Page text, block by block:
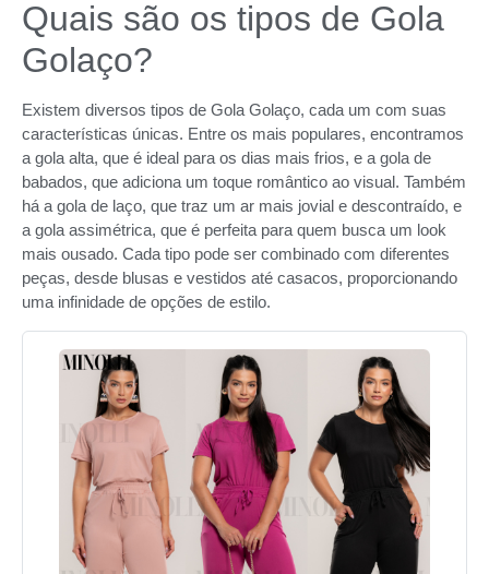
Quais são os tipos de Gola
Golaço?
Existem diversos tipos de Gola Golaço, cada um com suas
características únicas. Entre os mais populares, encontramos
a gola alta, que é ideal para os dias mais frios, e a gola de
babados, que adiciona um toque romântico ao visual. Também
há a gola de laço, que traz um ar mais jovial e descontraído, e
a gola assimétrica, que é perfeita para quem busca um look
mais ousado. Cada tipo pode ser combinado com diferentes
peças, desde blusas e vestidos até casacos, proporcionando
uma infinidade de opções de estilo.